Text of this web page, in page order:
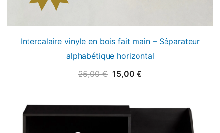
Intercalaire vinyle en bois fait main – Séparateur
alphabétique horizontal
25,00€ Le
15,00 €